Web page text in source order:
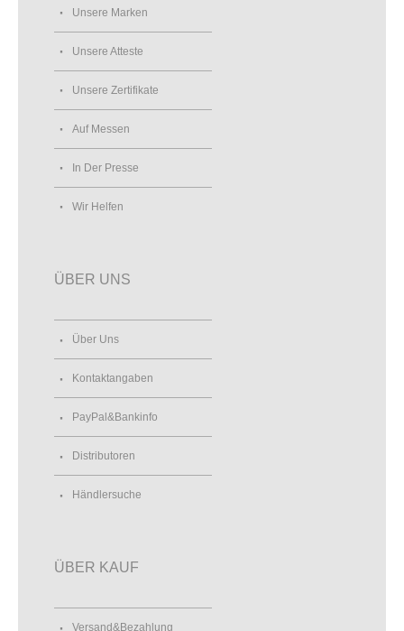
Unsere Marken
Unsere Atteste
Unsere Zertifikate
Auf Messen
In Der Presse
Wir Helfen
ÜBER UNS
Über Uns
Kontaktangaben
PayPal&Bankinfo
Distributoren
Händlersuche
ÜBER KAUF
Versand&Bezahlung